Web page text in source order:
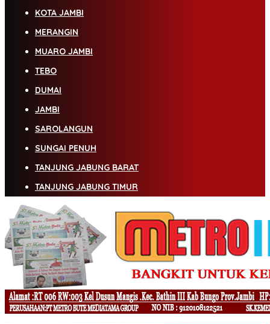
KOTA JAMBI
MERANGIN
MUARO JAMBI
TEBO
DUMAI
JAMBI
SAROLANGUN
SUNGAI PENUH
TANJUNG JABUNG BARAT
TANJUNG JABUNG TIMUR